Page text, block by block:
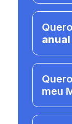
anual
Quero
meu